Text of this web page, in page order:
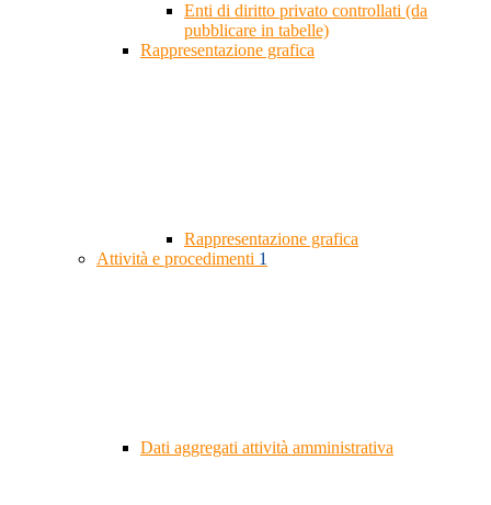
Enti di diritto privato controllati (da
pubblicare in tabelle)
Rappresentazione grafica
Rappresentazione grafica
Attività e procedimenti 1
Dati aggregati attività amministrativa